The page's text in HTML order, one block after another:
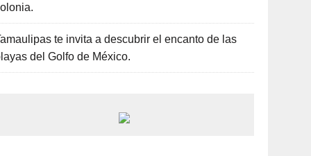
te invita a descubrir el encanto de las
del Golfo de México.